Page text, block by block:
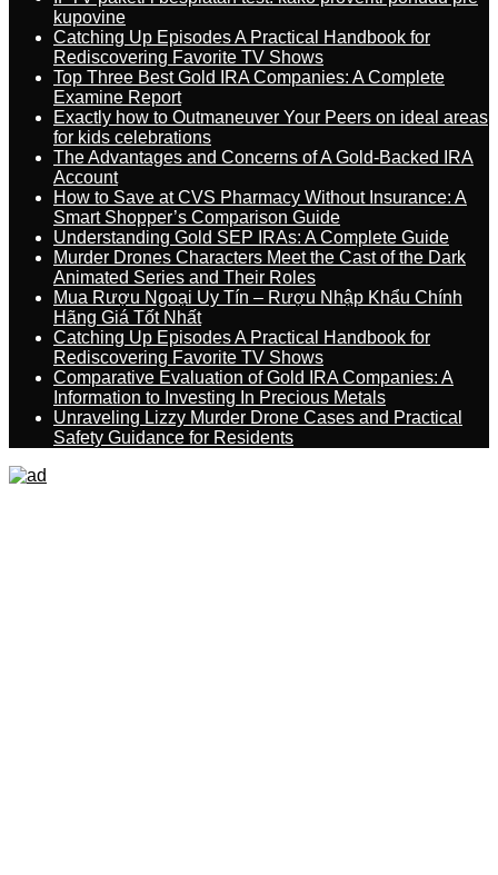
kupovine
Catching Up Episodes A Practical Handbook for
Rediscovering Favorite TV Shows
Top Three Best Gold IRA Companies: A Complete
Examine Report
Exactly how to Outmaneuver Your Peers on ideal areas
for kids celebrations
The Advantages and Concerns of A Gold-Backed IRA
Account
How to Save at CVS Pharmacy Without Insurance: A
Smart Shopper’s Comparison Guide
Understanding Gold SEP IRAs: A Complete Guide
Murder Drones Characters Meet the Cast of the Dark
Animated Series and Their Roles
Mua Rượu Ngoại Uy Tín – Rượu Nhập Khẩu Chính
Hãng Giá Tốt Nhất
Catching Up Episodes A Practical Handbook for
Rediscovering Favorite TV Shows
Comparative Evaluation of Gold IRA Companies: A
Information to Investing In Precious Metals
Unraveling Lizzy Murder Drone Cases and Practical
Safety Guidance for Residents